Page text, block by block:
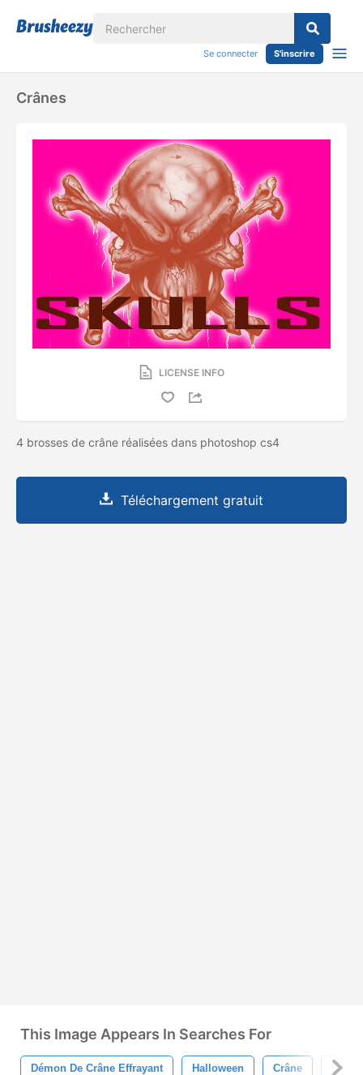
Se connecter S'inscrire
Crânes
LICENSE INFO
4 brosses de crâne réalisées dans photoshop cs4
Téléchargement gratuit
This Image Appears In Searches For
Démon De Crâne Effrayant Halloween Crâne